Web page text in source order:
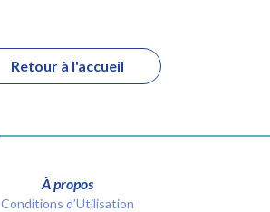
Retour à l'accueil
À propos
Conditions d’Utilisation